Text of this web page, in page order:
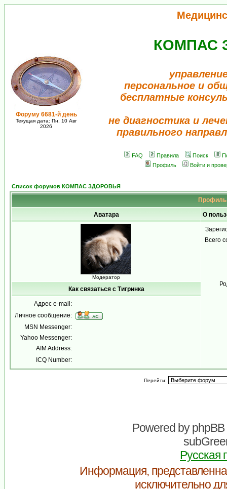
Форуму 6681-й день
Текущая дата: Пн, 10 Авг
2026
КОМПАС
персональное и
бесплатные
не диагностика и
правильного
FAQ Правила Поиск
Профиль
Войти и
Список форумов КОМПАС ЗДОРОВЬЯ
Профиль
Аватара О
Модератор
Всего
Как связаться с Тигринка
Адрес e-mail:
Личное сообщение:
MSN Messenger:
Yahoo Messenger:
AIM Address:
ICQ Number:
Перейти:
Powered byphpBB
Русская
Информация,
исключительно